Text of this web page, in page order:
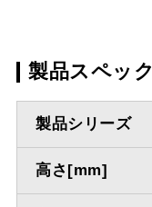
製品スペック
製品シリーズ
高さ[mm]